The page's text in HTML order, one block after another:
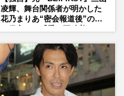
凌輝、舞台関係者が明かした
花乃まりあ“密会報道後”の呆